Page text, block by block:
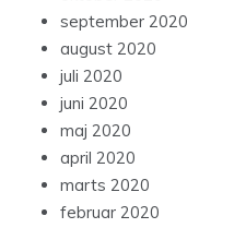
september 2020
august 2020
juli 2020
juni 2020
maj 2020
april 2020
marts 2020
februar 2020